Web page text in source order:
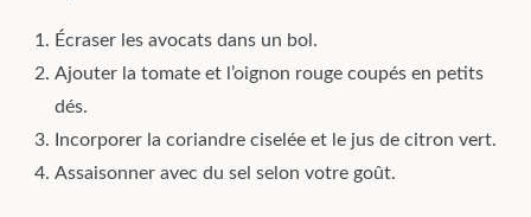
Écraser les avocats dans un bol.
Ajouter la tomate et l’oignon rouge coupés en petits
dés.
Incorporer la coriandre ciselée et le jus de citron vert.
Assaisonner avec du sel selon votre goût.